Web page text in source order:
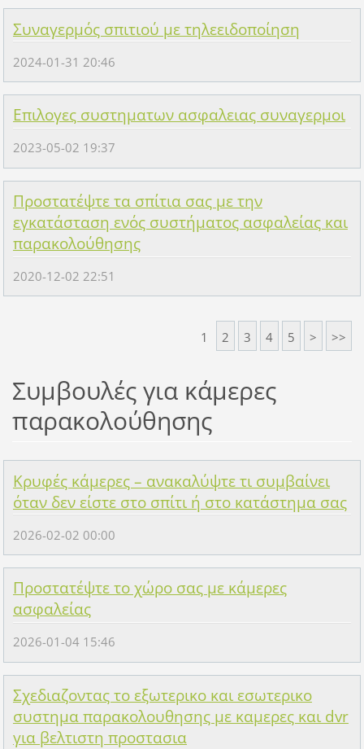
Συναγερμός σπιτιού με τηλεειδοποίηση
2024-01-31 20:46
Επιλογες συστηματων ασφαλειας συναγερμοι
2023-05-02 19:37
Προστατέψτε τα σπίτια σας με την
εγκατάσταση ενός συστήματος ασφαλείας και
παρακολούθησης
2020-12-02 22:51
1 2 3 4 5 > >>
Συμβουλές για κάμερες
παρακολούθησης
Κρυφές κάμερες – ανακαλύψτε τι συμβαίνει
όταν δεν είστε στο σπίτι ή στο κατάστημα σας
2026-02-02 00:00
Προστατέψτε το χώρο σας με κάμερες
ασφαλείας
2026-01-04 15:46
Σχεδιαζοντας το εξωτερικο και εσωτερικο
συστημα παρακολουθησης με καμερες και dvr
για βελτιστη προστασια